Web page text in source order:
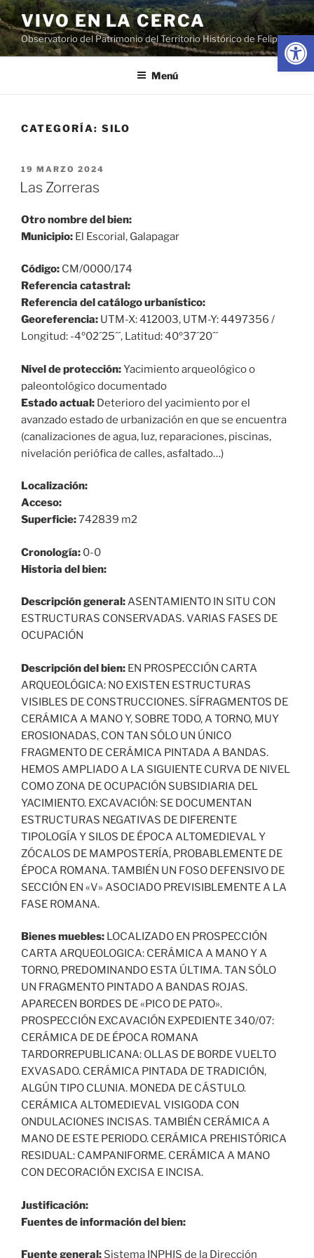
Abrir
Saltar
al
contenido
VIVO EN LA CERCA
Observatorio del Patrimonio del Territorio Histórico de Felipe II
Menú
CATEGORÍA: SILO
PUBLICADO
EL
19 MARZO 2024
Las Zorreras
Otro nombre del bien:
Municipio: El Escorial, Galapagar
Código: CM/0000/174
Referencia catastral:
Referencia del catálogo urbanístico:
Georeferencia: UTM-X: 412003, UTM-Y: 4497356 /
Longitud: -4º02´25´´, Latitud: 40º37´20´´
Nivel de protección:Yacimiento arqueológico o
paleontológico documentado
Estado actual: Deterioro del yacimiento por el
avanzado estado de urbanización en que se encuentra
(canalizaciones de agua, luz, reparaciones, piscinas,
nivelación periófica de calles, asfaltado…)
Localización:
Acceso:
Superficie:742839 m2
Cronología: 0-0
Historia del bien:
Descripción general:ASENTAMIENTO IN SITU CON
ESTRUCTURAS CONSERVADAS. VARIAS FASES DE
OCUPACIÓN
Descripción del bien: EN PROSPECCIÓN CARTA
ARQUEOLÓGICA: NO EXISTEN ESTRUCTURAS
VISIBLES DE CONSTRUCCIONES. SÍFRAGMENTOS DE
CERÁMICA A MANO Y, SOBRE TODO, A TORNO, MUY
EROSIONADAS, CON TAN SÓLO UN ÚNICO
FRAGMENTO DE CERÁMICA PINTADA A BANDAS.
HEMOS AMPLIADO A LA SIGUIENTE CURVA DE NIVEL
COMO ZONA DE OCUPACIÓN SUBSIDIARIA DEL
YACIMIENTO. EXCAVACIÓN: SE DOCUMENTAN
ESTRUCTURAS NEGATIVAS DE DIFERENTE
TIPOLOGÍA Y SILOS DE ÉPOCA ALTOMEDIEVAL Y
ZÓCALOS DE MAMPOSTERÍA, PROBABLEMENTE DE
ÉPOCA ROMANA. TAMBIÉN UN FOSO DEFENSIVO DE
SECCIÓN EN «V» ASOCIADO PREVISIBLEMENTE A LA
FASE ROMANA.
Bienes muebles: LOCALIZADO EN PROSPECCIÓN
CARTA ARQUEOLOGICA: CERÁMICA A MANO Y A
TORNO, PREDOMINANDO ESTA ÚLTIMA. TAN SÓLO
UN FRAGMENTO PINTADO A BANDAS ROJAS.
APARECEN BORDES DE «PICO DE PATO».
PROSPECCIÓN EXCAVACIÓN EXPEDIENTE 340/07:
CERÁMICA DE DE ÉPOCA ROMANA
TARDORREPUBLICANA: OLLAS DE BORDE VUELTO
EXVASADO. CERÁMICA PINTADA DE TRADICIÓN,
ALGÚN TIPO CLUNIA. MONEDA DE CÁSTULO.
CERÁMICA ALTOMEDIEVAL VISIGODA CON
ONDULACIONES INCISAS. TAMBIÉN CERÁMICA A
MANO DE ESTE PERIODO. CERÁMICA PREHISTÓRICA
RESIDUAL: CAMPANIFORME. CERÁMICA A MANO
CON DECORACIÓN EXCISA E INCISA.
Justificación:
Fuentes de información del bien:
Fuente general: Sistema INPHIS de la Dirección